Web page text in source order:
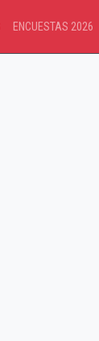
ENCUESTAS 2026